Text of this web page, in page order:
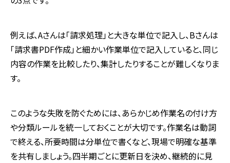
例えば、Aさんは「請求処理」と大きな単位で記入し、Bさんは
「請求書PDF作成」と細かい作業単位で記入していると、同じ
内容の作業を比較したり、集計したりすることが難しくなりま
す。
このような失敗を防ぐためには、あらかじめ作業名の付け方
や分類ルールを統一しておくことが大切です。作業名は動詞
で終える、所要時間は分単位で書くなど、現場で明確な基準
を共有しましょう。四半期ごとに更新日を決め、継続的に見